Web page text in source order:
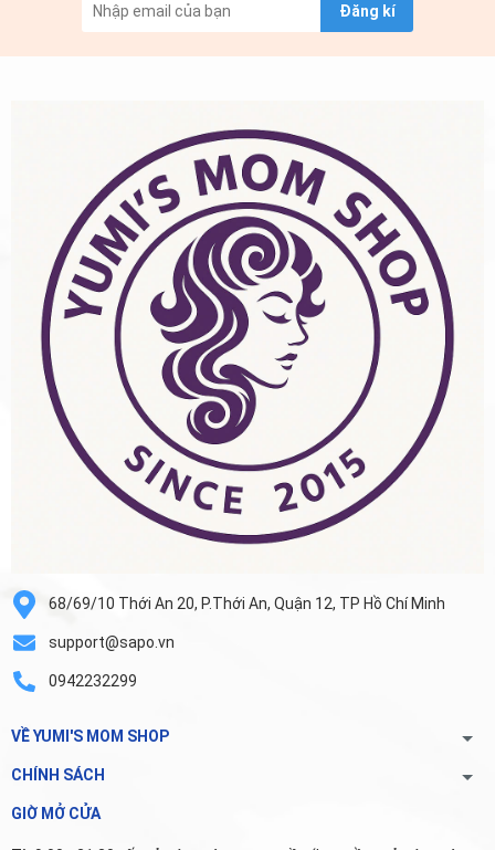
Đăng kí
68/69/10 Thới An 20, P.Thới An, Quận 12, TP Hồ Chí Minh
support@sapo.vn
0942232299
VỀ YUMI'S MOM SHOP
CHÍNH SÁCH
GIỜ MỞ CỬA